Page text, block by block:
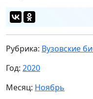
Рубрика: Вузовские
Год: 2020
Месяц: Ноябрь